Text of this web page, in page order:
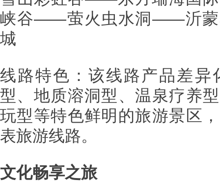
峡谷——萤火虫水洞——沂
城
线路特色：该线路产品差异
型、地质溶洞型、温泉疗养
玩型等特色鲜明的旅游景区
表旅游线路。
文化畅享之旅